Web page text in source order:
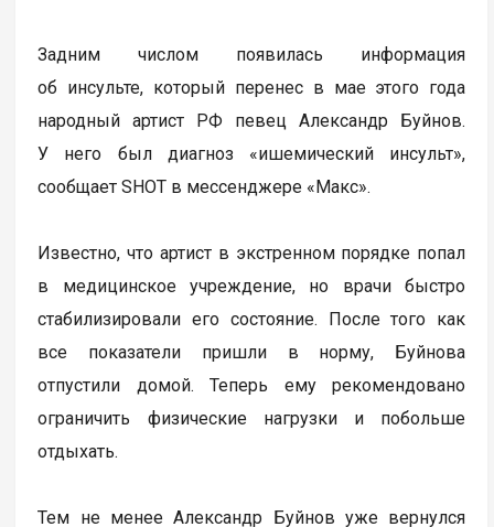
Задним числом появилась информация
об инсульте, который перенес в мае этого года
народный артист РФ певец Александр Буйнов.
У него был диагноз «ишемический инсульт»,
сообщает SHOT в мессенджере «Макс».
Известно, что артист в экстренном порядке попал
в медицинское учреждение, но врачи быстро
стабилизировали его состояние. После того как
все показатели пришли в норму, Буйнова
отпустили домой. Теперь ему рекомендовано
ограничить физические нагрузки и побольше
отдыхать.
Тем не менее Александр Буйнов уже вернулся